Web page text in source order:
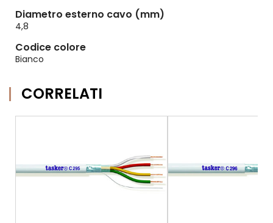
Diametro esterno cavo (mm)
4,8
Codice colore
Bianco
CORRELATI